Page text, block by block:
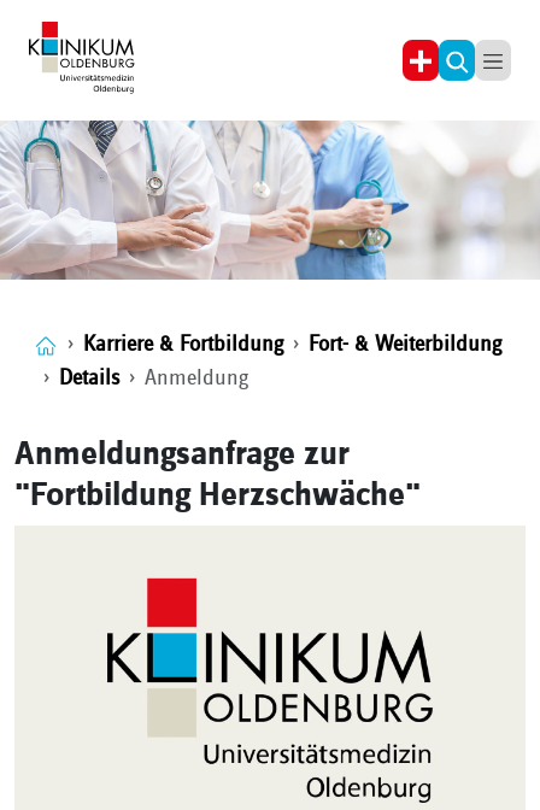
Karriere & Fortbildung
Fort- & Weiterbildung
Details
Anmeldung
Anmeldungsanfrage zur
"Fortbildung Herzschwäche"